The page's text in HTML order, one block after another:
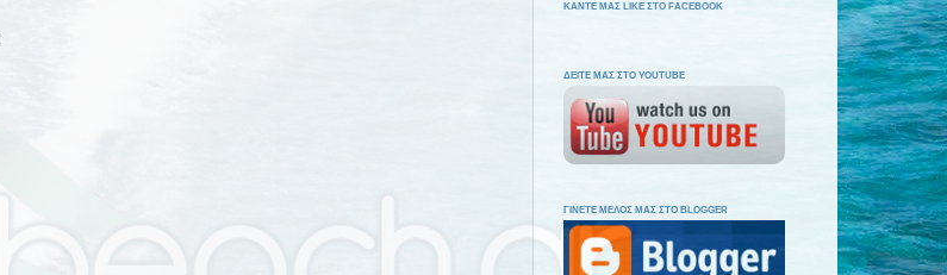
ΚΑΝΤΕ ΜΑΣ LIKE ΣΤΟ FACEBOOK
ΔΕΙΤΕ ΜΑΣ ΣΤΟ YOUTUBE
ΓΙΝΕΤΕ ΜΕΛΟΣ ΜΑΣ ΣΤΟ BLOGGER